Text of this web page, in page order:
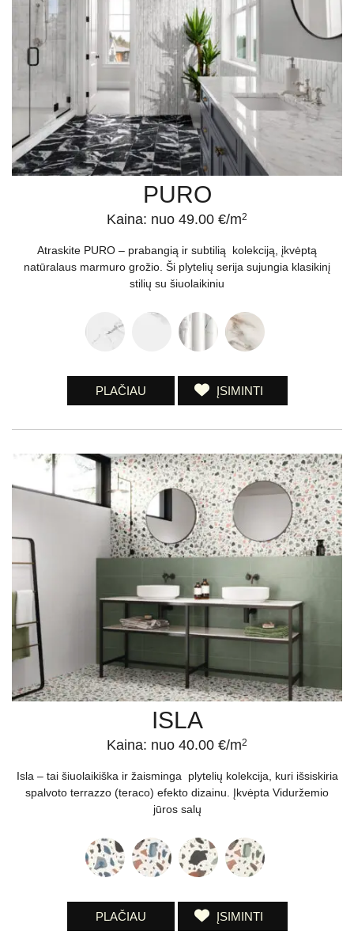
PURO
Kaina: nuo 49.00 €/m2
Atraskite PURO – prabangią ir subtilią kolekciją, įkvėptą
natūralaus marmuro grožio. Ši plytelių serija sujungia klasikinį
stilių su šiuolaikiniu
PLAČIAU ĮSIMINTI
ISLA
Kaina: nuo 40.00 €/m2
Isla – tai šiuolaikiška ir žaisminga plytelių kolekcija, kuri išsiskiria
spalvoto terrazzo (teraco) efekto dizainu. Įkvėpta Viduržemio
jūros salų
PLAČIAU ĮSIMINTI